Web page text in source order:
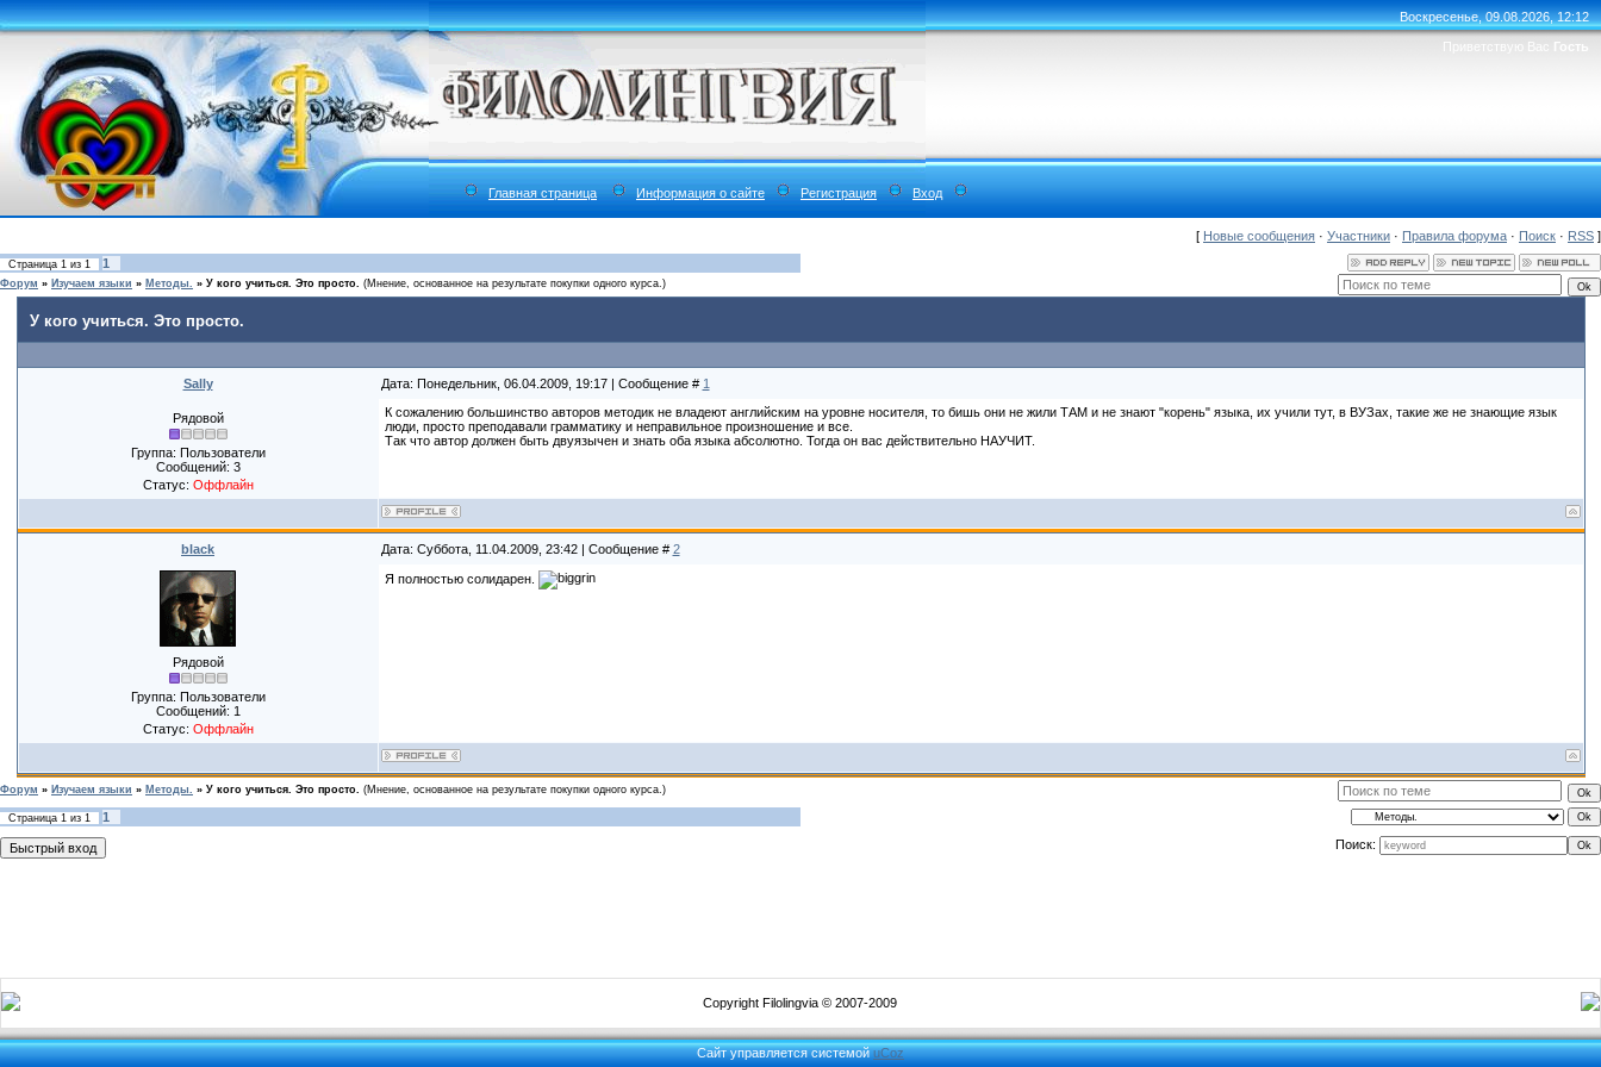
Воскресенье, 09.08.2026, 12:12
Приветствую Вас Гость
Главная страница Информация о сайте Регистрация Вход
[ Новые сообщения · Участники · Правила форума · Поиск · RSS ]
Страница 1 из 1 1
Форум » Изучаем языки » Методы. » У кого учиться. Это просто. (Мнение, основанное на результате покупки одного курса.)
У кого учиться. Это просто.
Sally Дата: Понедельник, 06.04.2009, 19:17 | Сообщение # 1
Рядовой
Группа: Пользователи
Сообщений: 3
Статус: Оффлайн
К сожалению большинство авторов методик не владеют английским на уровне носителя, то бишь они не жили ТАМ и не знают "корень" языка, их учили тут, в ВУЗах, такие же не знающие язык
люди, просто преподавали грамматику и неправильное произношение и все.
Так что автор должен быть двуязычен и знать оба языка абсолютно. Тогда он вас действительно НАУЧИТ.
black Дата: Суббота, 11.04.2009, 23:42 | Сообщение # 2
Рядовой
Группа: Пользователи
Сообщений: 1
Статус: Оффлайн
Я полностью солидарен.
Форум » Изучаем языки » Методы. » У кого учиться. Это просто. (Мнение, основанное на результате покупки одного курса.)
Страница 1 из 1
1
Поиск:
Copyright Filolingvia © 2007-2009
Сайт управляется системойuCoz